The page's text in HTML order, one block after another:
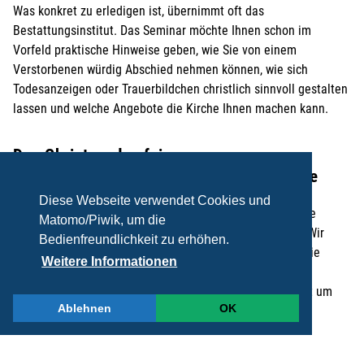
Diese Webseite verwendet Cookies und
Matomo/Piwik, um die
Bedienfreundlichkeit zu erhöhen.
Weitere Informationen
Ablehnen OK
Was konkret zu erledigen ist, übernimmt oft das
Bestattungsinstitut. Das Seminar möchte Ihnen schon im
Vorfeld praktische Hinweise geben, wie Sie von einem
Verstorbenen würdig Abschied nehmen können, wie sich
Todesanzeigen oder Trauerbildchen christlich sinnvoll gestalten
lassen und welche Angebote die Kirche Ihnen machen kann.
Das Christwerden feiern
Vom Hineinwachsen in Glauben und Kirche
Wie wird eigentlich jemand Mitglied der Kirche? Wenn Sie
denken: durch die Taufe, dann ist das zu kurz gegriffen. Wir
schauen zurück auf die Anfänge der Kirche, betrachten die
Situation in der Gegenwart und suchen nach praktikablen
Möglichkeiten für die Zukunft. Wir werden sehen: Es geht um
mehr als um Taufe, Erstkommunion und Firmung.